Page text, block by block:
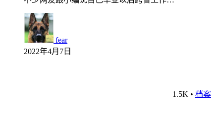
fear
2022年4月7日
1.5K • 档案